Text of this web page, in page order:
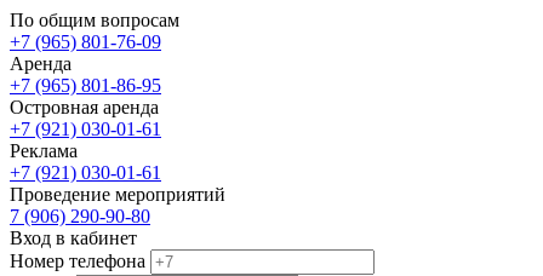
По общим вопросам
+7 (965) 801-76-09
Аренда
+7 (965) 801-86-95
Островная аренда
+7 (921) 030-01-61
Реклама
+7 (921) 030-01-61
Проведение мероприятий
7 (906) 290-90-80
Вход в кабинет
Номер телефона